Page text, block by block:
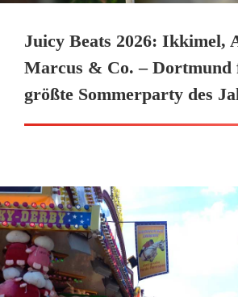
Juicy Beats 2026: Ikkimel,
Marcus & Co. – Dortmund
größte Sommerparty des